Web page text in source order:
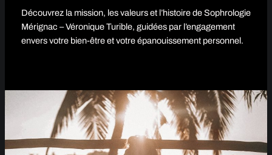
Découvrez la mission, les valeurs et l’histoire de Sophrologie
Mérignac – Véronique Turible, guidées par l’engagement
envers votre bien-être et votre épanouissement personnel.